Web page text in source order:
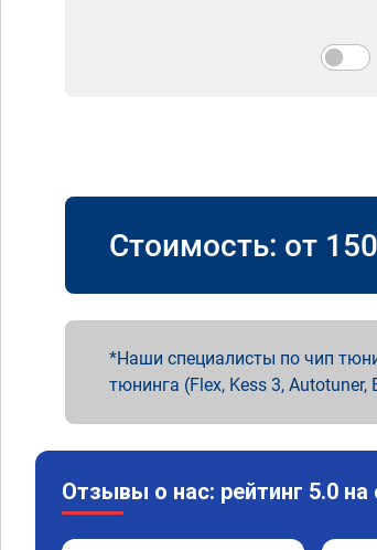
Стоимость: от
Наши специалисты по чип
тюнинга (Flex, Kess 3,
Отзывы о нас: рейтинг 5.0 на